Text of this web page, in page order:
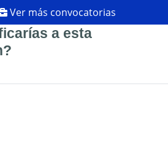
Ver más convocatorias
a esta